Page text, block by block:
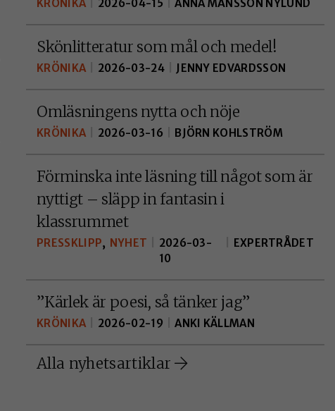
ANNA MÅNSSON NYLUND
2026-04-15
KRÖNIKA
Skönlitteratur som mål och medel!
JENNY EDVARDSSON
2026-03-24
KRÖNIKA
Omläsningens nytta och nöje
BJÖRN KOHLSTRÖM
2026-03-16
KRÖNIKA
Förminska inte läsning till något som är
nyttigt – släpp in fantasin i
klassrummet
EXPERTRÅDET
2026-03-
10
NYHET
,
PRESSKLIPP
”Kärlek är poesi, så tänker jag”
ANKI KÄLLMAN
2026-02-19
KRÖNIKA
Alla nyhetsartiklar